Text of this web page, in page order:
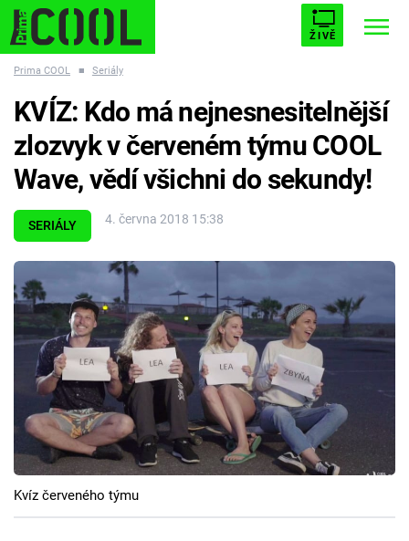
ŽIVĚ
ESCAPE PLNEJ KOTEL AVENGERS 5
Témata
Filmy
Seriály
Hry
Cool Esport
Pořady
TV Program
Prima COOL ■ Seriály
SERIÁLY 4. června 2018 15:38
KVÍZ: Kdo má nejnesnesitelnější
zlozvyk v červeném týmu COOL
Wave, vědí všichni do sekundy!
Kvíz červeného týmu